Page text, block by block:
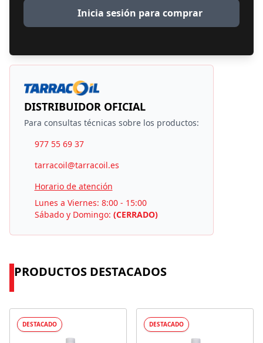
Inicia sesión para comprar
DISTRIBUIDOR OFICIAL
Para consultas técnicas sobre los productos:
977 55 69 37
tarracoil@tarracoil.es
Horario de atención
Lunes a Viernes: 8:00 - 15:00
Sábado y Domingo: (CERRADO)
PRODUCTOS DESTACADOS
DESTACADO DESTACADO